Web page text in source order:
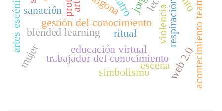
trabajador del conocimiento
educación virtual web 2.0
blended learning
gestión del conocimiento
mujer
violencia
artes escénicas acontecimiento teatral
sanación
ritual
respiración
escena
simbolismo
arte